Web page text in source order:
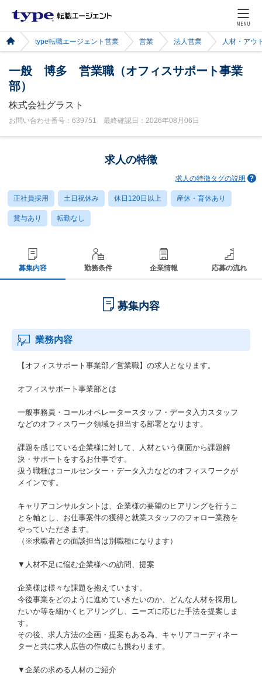
MENU
type転職エージェント営業 営業 法人営業 人材・アウ
一般 博多 営業職（オフィスサポート事業
部）
株式会社グラスト
お問い合わせ番号：639751 最終確認日：2026年08月06日
求人の特徴
求人の特徴タグの説明
正社員採用 土日祝休み 休日120日以上 産休・育休あり
賞与あり 転勤なし
募集内容 勤務条件 企業情報 応募の流れ
募集内容
業務内容
【オフィスサポート事業部／営業職】の求人となります。
オフィスサポート事業部とは
一般事務員・コールオペレータースタッフ・データ入力スタッフ
などのオフィスワーク領域を担当する部署となります。
課題を感じている企業様に対して、人材という側面から課題解
決・サポートをするお仕事です。
扱う職種はコールセンター・データ入力などのオフィスワークが
メインです。
キャリアコンサルタントは、企業様の要望のヒアリングを行うこ
とを軸とし、お仕事案件の獲得と就業スタッフのフォロー業務を
やっていただきます。
（※求職者との面談担当は別職種になります）
▼人材不足に悩む企業様への訪問、提案
企業様は様々な課題を抱えています。
今後事業をどのように進めていきたいのか、どんな人材を採用し
たいか等を細かくヒアリングし、ニーズに応じた手法を提案しま
す。
その後、求人方法の企画・提案もある為、キャリアコーディネー
ターと共に求人広告の作成にも携わります。
▼企業の求める人材のご紹介